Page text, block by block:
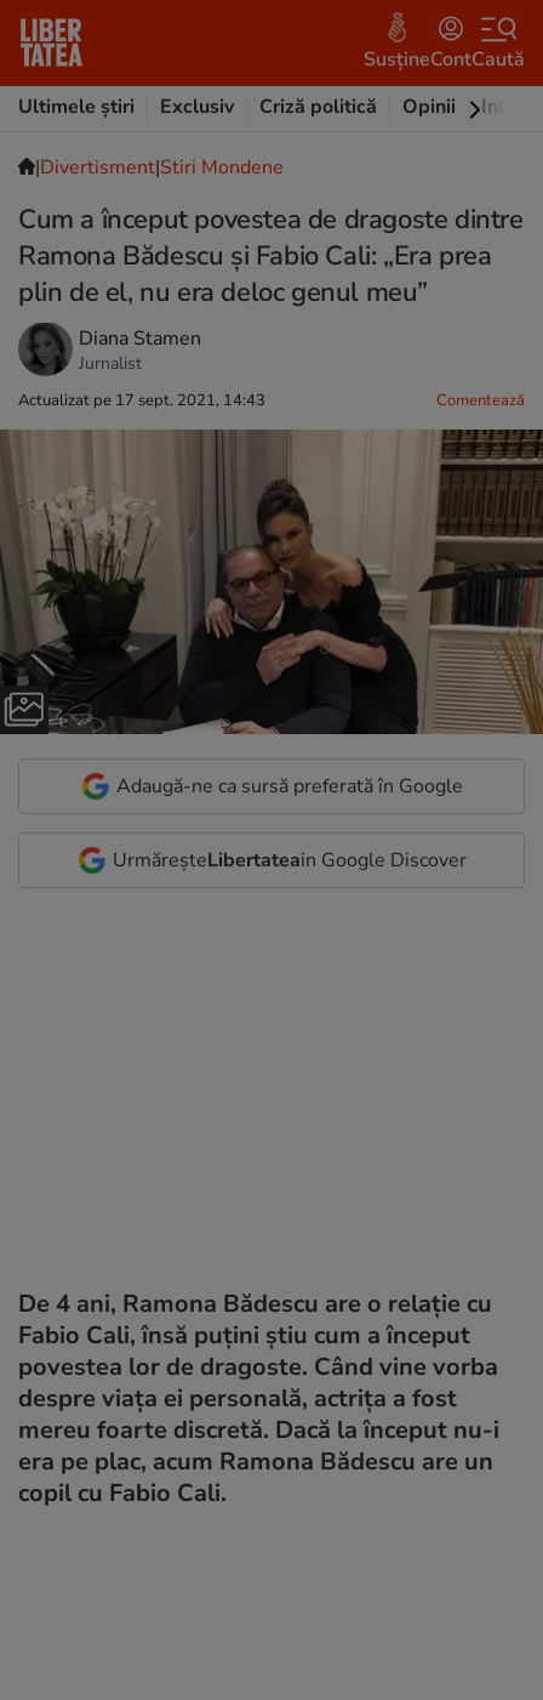
SusțineContCaută
Ultimele știri
Exclusiv Criză politică Opinii
|Divertisment|Stiri Mondene
Cum a început povestea de dragoste dintre
Ramona Bădescu și Fabio Cali: „Era prea
plin de el, nu era deloc genul meu”
Diana Stamen
Jurnalist
Actualizat pe 17 sept. 2021, 14:43 Comentează
Adaugă-ne ca sursă preferată în Google
UrmăreșteLibertateain Google Discover
De 4 ani, Ramona Bădescu are o relație cu
Fabio Cali, însă puțini știu cum a început
povestea lor de dragoste. Când vine vorba
despre viața ei personală, actrița a fost
mereu foarte discretă. Dacă la început nu-i
era pe plac, acum Ramona Bădescu are un
copil cu Fabio Cali.